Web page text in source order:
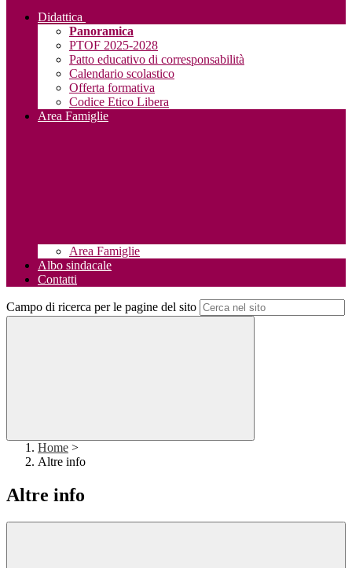
Didattica
Panoramica
PTOF 2025-2028
Patto educativo di corresponsabilità
Calendario scolastico
Offerta formativa
Codice Etico Libera
Area Famiglie
Area Famiglie
Albo sindacale
Contatti
Campo di ricerca per le pagine del sito
Home >
Altre info
Altre info